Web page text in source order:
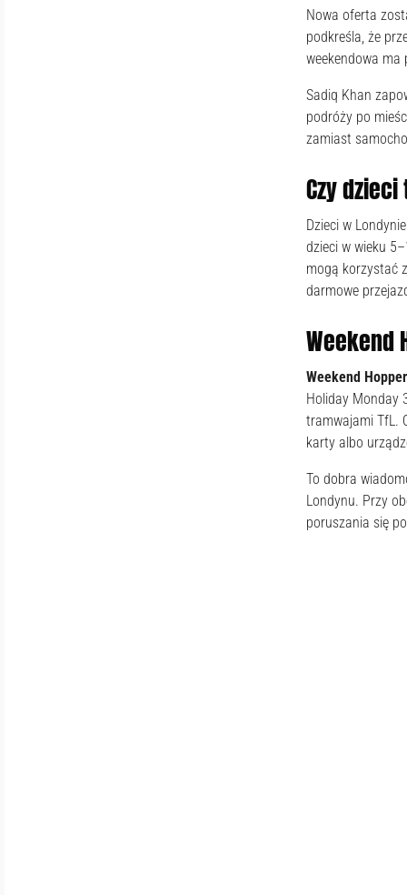
Nowa oferta
podkreśla, że
weekendowa
Sadiq Khan
podróży po
zamiast
Czy
Dzieci w
dzieci w wieku
mogą korzystać
darmowe
Weekend
Weekend Hopper
Holiday Monday
tramwajami TfL.
karty albo
To dobra
Londynu. Przy
poruszania się